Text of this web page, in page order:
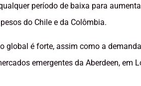
período de baixa para
do Chile e da Colômbia.
global é forte, assim como a
emergentes da Aberdeen, em